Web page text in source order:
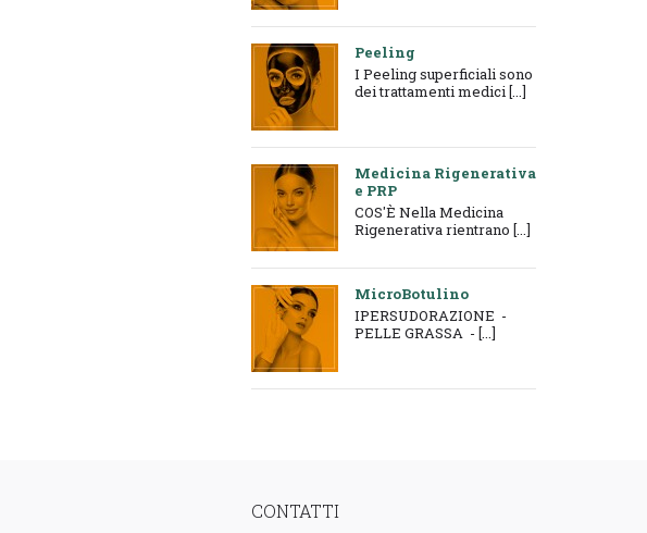
Peeling
I Peeling superficiali sono
dei trattamenti medici [...]
Medicina Rigenerativa
e PRP
COS'È Nella Medicina
Rigenerativa rientrano [...]
MicroBotulino
IPERSUDORAZIONE -
PELLE GRASSA - [...]
CONTATTI